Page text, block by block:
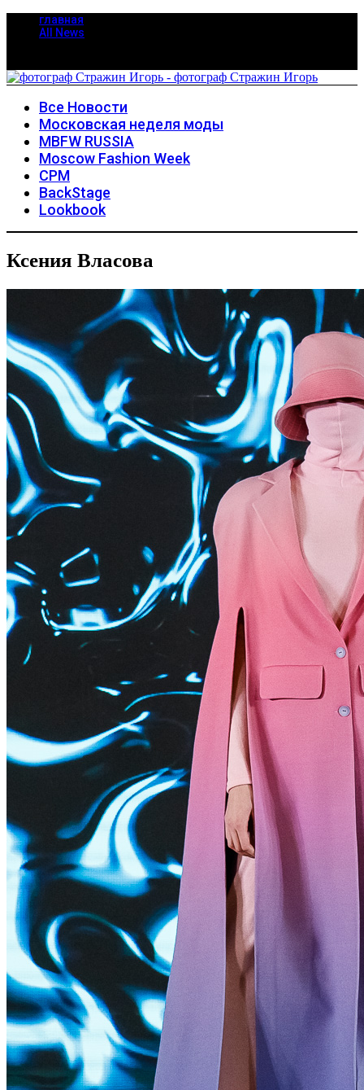
главная
All News
Все Новости
Московская неделя моды
MBFW RUSSIA
Moscow Fashion Week
CPM
BackStage
Lookbook
Ксения Власова